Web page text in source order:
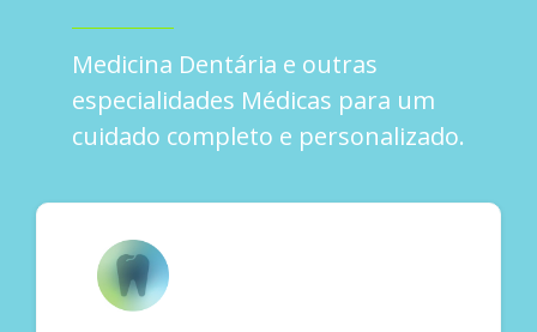
Medicina Dentária e outras
especialidades Médicas para um
cuidado completo e personalizado.